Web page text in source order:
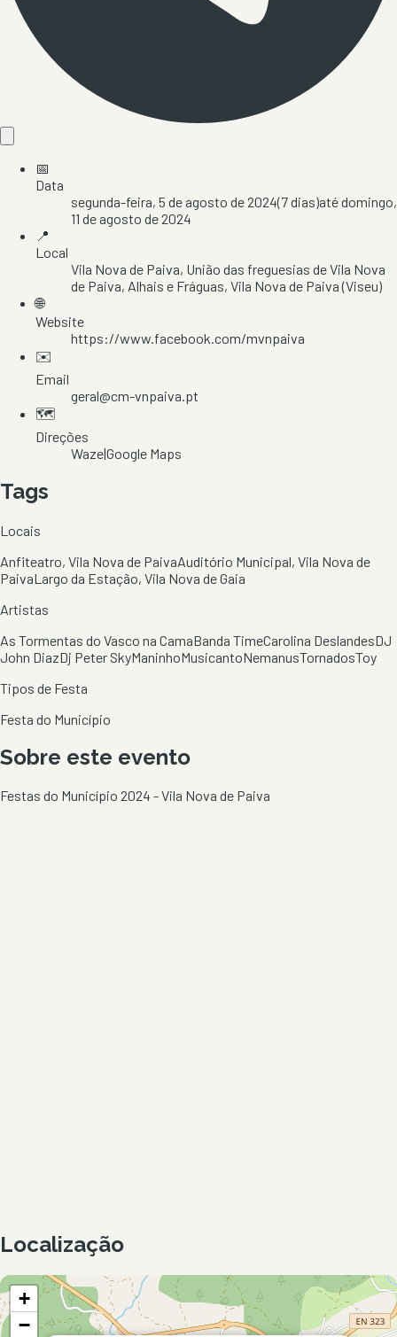
📅
Data
segunda-feira, 5 de agosto de 2024(7dias)atédomingo,
11 de agosto de 2024
📍
Local
Vila Nova de Paiva, União das freguesias de Vila Nova
de Paiva, Alhais e Fráguas, Vila Nova de Paiva(Viseu)
🌐
Website
https://www.facebook.com/mvnpaiva
✉️
Email
geral@cm-vnpaiva.pt
🗺️
Direções
Waze|Google Maps
Tags
Locais
Anfiteatro, Vila Nova de PaivaAuditório Municipal, Vila Nova de
PaivaLargo da Estação, Vila Nova de Gaia
Artistas
As Tormentas do Vasco na CamaBanda TimeCarolina DeslandesDJ
John DiazDj Peter SkyManinhoMusicantoNemanusTornadosToy
Tipos de Festa
Festa do Município
Sobre este evento
Festas do Município 2024 - Vila Nova de Paiva
Localização
+
−